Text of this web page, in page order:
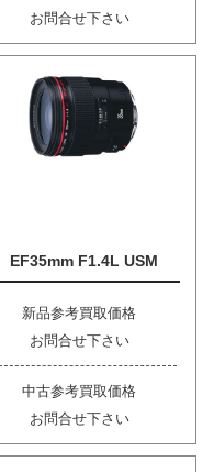
お問合せ下さい
EF35mm F1.4L USM
新品参考買取価格
お問合せ下さい
中古参考買取価格
お問合せ下さい